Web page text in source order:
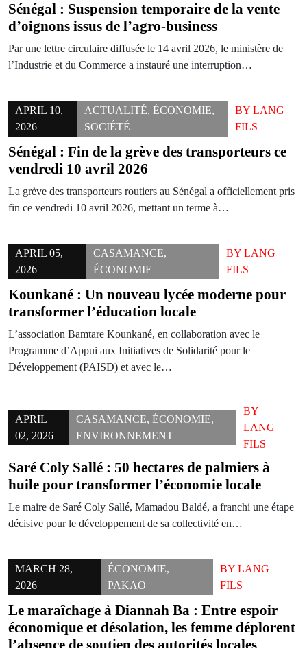
Sénégal : Suspension temporaire de la vente
d’oignons issus de l’agro-business
Par une lettre circulaire diffusée le 14 avril 2026, le ministère de
l’Industrie et du Commerce a instauré une interruption…
APRIL 10,
2026
ACTUALITÉ,ÉCONOMIE,
SOCIÉTÉ
BY LANG
FILS
Sénégal : Fin de la grève des transporteurs ce
vendredi 10 avril 2026
La grève des transporteurs routiers au Sénégal a officiellement pris
fin ce vendredi 10 avril 2026, mettant un terme à…
APRIL 05,
2026
CASAMANCE,
ÉCONOMIE
BY LANG
FILS
Kounkané : Un nouveau lycée moderne pour
transformer l’éducation locale
L’association Bamtare Kounkané, en collaboration avec le
Programme d’Appui aux Initiatives de Solidarité pour le
Développement (PAISD) et avec le…
APRIL
02, 2026
CASAMANCE, ÉCONOMIE,
ENVIRONNEMENT
BY
LANG
FILS
Saré Coly Sallé : 50 hectares de palmiers à
huile pour transformer l’économie locale
Le maire de Saré Coly Sallé, Mamadou Baldé, a franchi une étape
décisive pour le développement de sa collectivité en…
MARCH 28,
2026
ÉCONOMIE,
PAKAO
BYLANG
FILS
Le maraîchage à Diannah Ba : Entre espoir
économique et désolation, les femme déplorent
l’absence de soutien des autorités locales